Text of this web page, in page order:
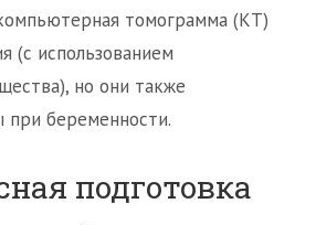
томограмма (КТ)
(с использованием
но они также
при беременности.
подготовка